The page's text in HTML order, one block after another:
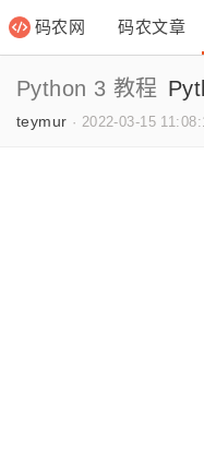
码农网 码农文章
Python 3 教程
teymur · 2022-03-15